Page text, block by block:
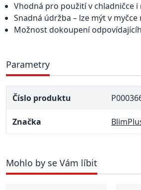
Vhodná pro použití v chladničce
Snadná údržba – lze mýt v myčce
Možnost dokoupení
Parametry
Číslo produktu
Značka
Mohlo by se Vám líbit